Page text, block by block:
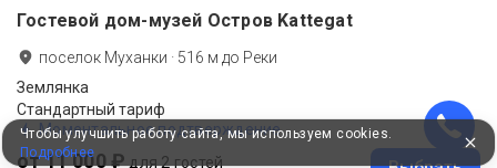
Гостевой дом-музей Остров Kattegat
поселок Муханки · 516 м до Реки
Землянка
Стандартный тариф
Моментальное подтверждение
от 11 000 ₽ для 2 гостей
Чтобы улучшить работу сайта, мы используем cookies.
Подробнее